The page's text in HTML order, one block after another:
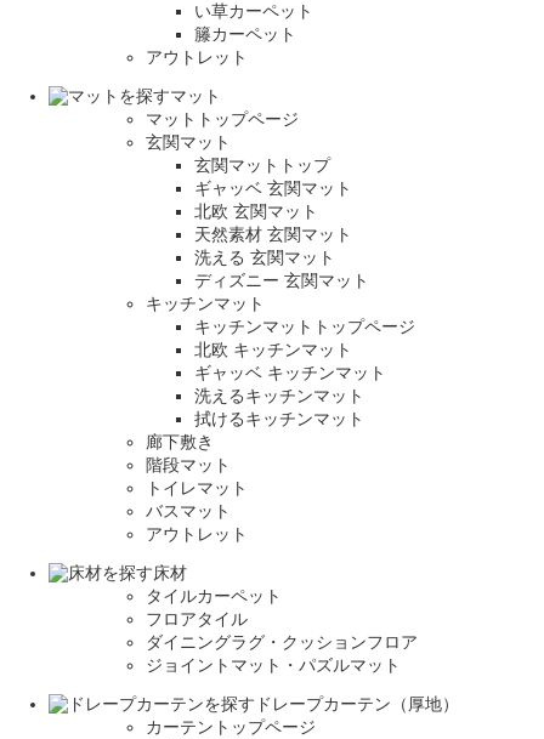
い草カーペット
籐カーペット
アウトレット
マット
マットトップページ
玄関マット
玄関マットトップ
ギャッベ 玄関マット
北欧 玄関マット
天然素材 玄関マット
洗える 玄関マット
ディズニー 玄関マット
キッチンマット
キッチンマットトップページ
北欧 キッチンマット
ギャッベ キッチンマット
洗えるキッチンマット
拭けるキッチンマット
廊下敷き
階段マット
トイレマット
バスマット
アウトレット
床材
タイルカーペット
フロアタイル
ダイニングラグ・クッションフロア
ジョイントマット・パズルマット
ドレープカーテン（厚地）
カーテントップページ